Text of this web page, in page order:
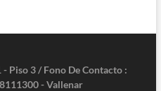
Piso 3 / Fono De Contacto :
- Vallenar